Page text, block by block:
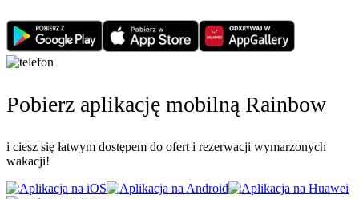
Pobierz aplikację mobilną Rainbow
i ciesz się łatwym dostępem do ofert i rezerwacji wymarzonych
wakacji!